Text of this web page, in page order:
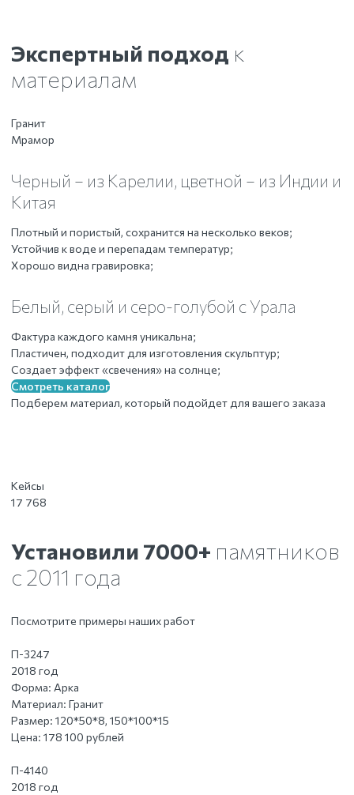
Экспертный подход к
материалам
Гранит
Мрамор
Черный – из Карелии, цветной – из Индии и
Китая
Плотный и пористый, сохранится на несколько веков;
Устойчив к воде и перепадам температур;
Хорошо видна гравировка;
Белый, серый и серо-голубой с Урала
Фактура каждого камня уникальна;
Пластичен, подходит для изготовления скульптур;
Создает эффект «свечения» на солнце;
Смотреть каталог
Подберем материал, который подойдет для вашего заказа
Кейсы
17 768
Установили 7000+ памятников
с 2011 года
Посмотрите примеры наших работ
П-3247
2018 год
Форма: Арка
Материал: Гранит
Размер: 120*50*8, 150*100*15
Цена: 178 100 рублей
П-4140
2018 год